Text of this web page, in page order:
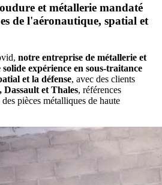
et métallerie mandaté
de l'aéronautique, spatial et
notre entreprise de métallerie et
expérience en sous-traitance
et la défense, avec des clients
Dassault et Thales, références
pièces métalliques de haute